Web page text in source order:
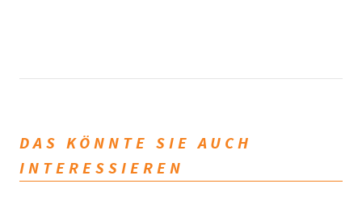
DAS KÖNNTE SIE AUCH
INTERESSIEREN